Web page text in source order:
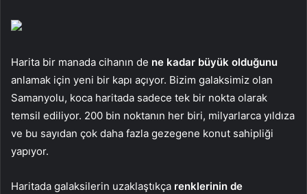
Harita bir manada cihanın de ne kadar büyük olduğunu
anlamak için yeni bir kapı açıyor. Bizim galaksimiz olan
Samanyolu, koca haritada sadece tek bir nokta olarak
temsil ediliyor. 200 bin noktanın her biri, milyarlarca yıldıza
ve bu sayıdan çok daha fazla gezegene konut sahipliği
yapıyor.
Haritada galaksilerin uzaklaştıkça renklerinin de